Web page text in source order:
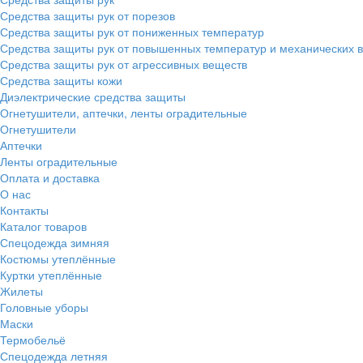
Средства защиты рук от порезов
Средства защиты рук от пониженных температур
Средства защиты рук от повышенных температур и механических
Средства защиты рук от агрессивных веществ
Средства защиты кожи
Диэлектрические средства защиты
Огнетушители, аптечки, ленты оградительные
Огнетушители
Аптечки
Ленты оградительные
Оплата и доставка
О нас
Контакты
Каталог товаров
Спецодежда зимняя
Костюмы утеплённые
Куртки утеплённые
Жилеты
Головные уборы
Маски
Термобельё
Спецодежда летняя